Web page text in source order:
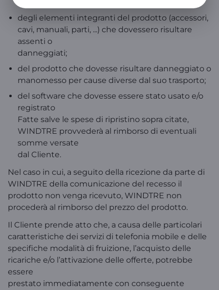
degli elementi integranti del prodotto (accessori,
cavi, manuali, parti, ...) che dovessero risultare
assenti o
danneggiati;
del prodotto che dovesse risultare danneggiato o
manomesso per cause diverse dal suo trasporto;
del software che dovesse essere stato usato e/o
registrato
Fatte salve le spese di ripristino sopra citate,
WINDTRE provvederà al rimborso di eventuali
somme versate
dal Cliente.
Nel caso in cui, a seguito della ricezione da parte di
WINDTRE della comunicazione del recesso il
prodotto non venga ricevuto, WINDTRE non
procederà al rimborso del prezzo del prodotto.
Il Cliente prende atto che, a causa delle particolari
caratteristiche dei servizi di telefonia mobile e delle
specifiche modalità di fruizione, l’acquisto delle
ricariche e/o l’attivazione delle offerte, potrebbe
essere
prestato immediatamente con conseguente